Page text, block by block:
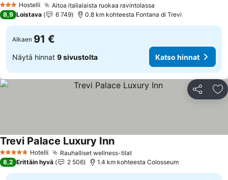
3 Tähtiluokitus
Hostelli Aitoa italialaista ruokaa ravintolassa
8,9 Loistava 6 749 0.8 km kohteesta Fontana di Trevi
Alkaen 91 €
Näytä hinnat 9 sivustolta Katso hinnat
Jaa
5 Tähtiluokitus
Hotelli Rauhalliset wellness-tilatKatso hinnat
Trevi Palace Luxury InnKatso hinnat
8,2 Erittäin hyvä 2 506 1.4 km kohteesta Colosseum